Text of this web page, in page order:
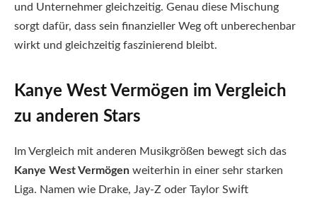
und Unternehmer gleichzeitig. Genau diese Mischung
sorgt dafür, dass sein finanzieller Weg oft unberechenbar
wirkt und gleichzeitig faszinierend bleibt.
Kanye West Vermögen im Vergleich
zu anderen Stars
Im Vergleich mit anderen Musikgrößen bewegt sich das
Kanye West Vermögen weiterhin in einer sehr starken
Liga. Namen wie Drake, Jay-Z oder Taylor Swift